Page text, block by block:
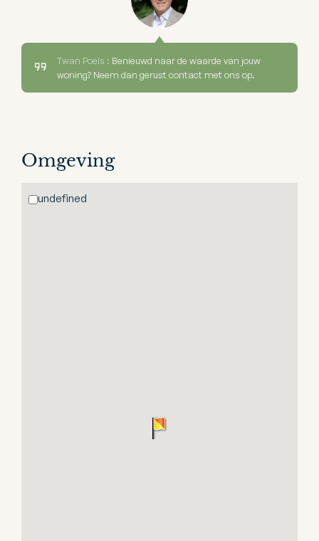
Twan Poels : Benieuwd naar de waarde van jouw
woning? Neem dan gerust contact met ons op.
Omgeving
undefined